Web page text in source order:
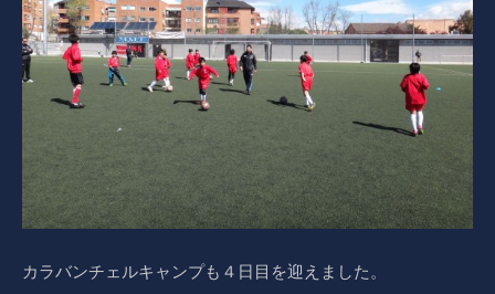
カラバンチェルキャンプも４日目を迎えました。